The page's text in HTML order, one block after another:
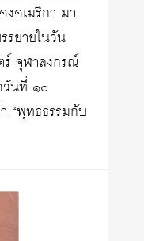
อเมริกา มา
รยายในวัน
จุฬาลงกรณ์
นที่ ๑๐
“พุทธธรรมกับ